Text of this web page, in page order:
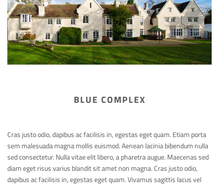
BLUE COMPLEX
Cras justo odio, dapibus ac facilisis in, egestas eget quam. Etiam porta
sem malesuada magna mollis euismod. Aenean lacinia bibendum nulla
sed consectetur. Nulla vitae elit libero, a pharetra augue. Maecenas sed
diam eget risus varius blandit sit amet non magna. Cras justo odio,
dapibus ac facilisis in, egestas eget quam. Vivamus sagittis lacus vel